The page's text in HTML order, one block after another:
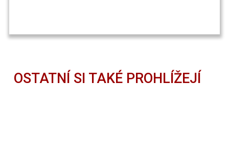
OSTATNÍ SI TAKÉ PROHLÍŽEJÍ